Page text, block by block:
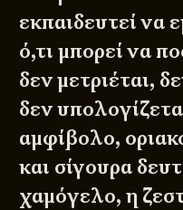
εκπαιδευτεί να
ό,τι μπορεί να
δεν μετριέται,
δεν
αμφίβολο,
και σίγουρα
χαμόγελο, η